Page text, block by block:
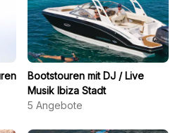
Bootstouren mit DJ / Live
Musik Ibiza Stadt
5 Angebote